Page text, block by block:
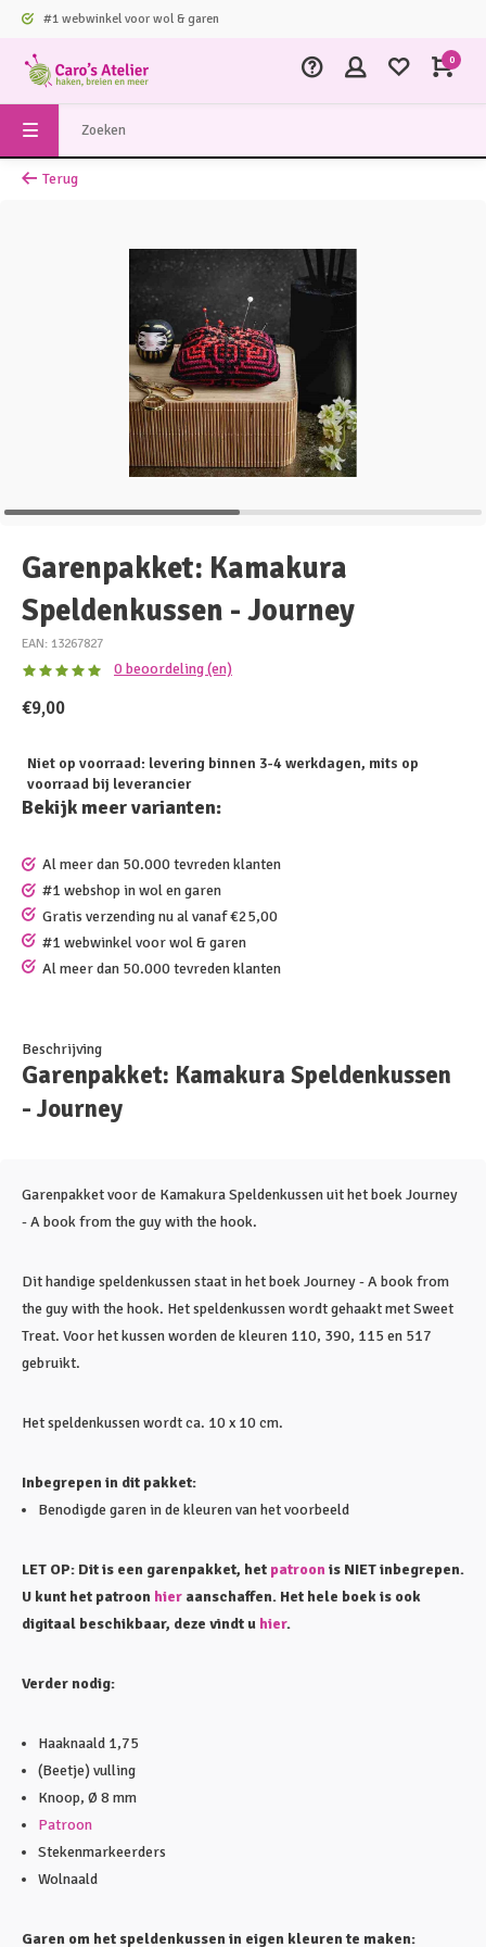
#1 webwinkel voor wol & garen
0
Terug
Garenpakket: Kamakura
Speldenkussen - Journey
EAN: 13267827
0 beoordeling (en)
€9,00
Niet op voorraad: levering binnen 3-4 werkdagen, mits op
voorraad bij leverancier
Bekijk meer varianten:
Al meer dan 50.000 tevreden klanten
#1 webshop in wol en garen
Gratis verzending nu al vanaf €25,00
#1 webwinkel voor wol & garen
Al meer dan 50.000 tevreden klanten
Beschrijving
Garenpakket: Kamakura Speldenkussen
- Journey
Garenpakket voor de Kamakura Speldenkussen uit het boek Journey
- A book from the guy with the hook.
Dit handige speldenkussen staat in het boek Journey - A book from
the guy with the hook. Het speldenkussen wordt gehaakt met Sweet
Treat. Voor het kussen worden de kleuren 110, 390, 115 en 517
gebruikt.
Het speldenkussen wordt ca. 10 x 10 cm.
Inbegrepen in dit pakket:
Benodigde garen in de kleuren van het voorbeeld
LET OP: Dit is een garenpakket, het patroonis NIET inbegrepen.
U kunt het patroon hier aanschaffen. Het hele boek is ook
digitaal beschikbaar, deze vindt u hier.
Verder nodig:
Haaknaald 1,75
(Beetje) vulling
Knoop, Ø 8 mm
Patroon
Stekenmarkeerders
Wolnaald
Garen om het speldenkussen in eigen kleuren te maken: